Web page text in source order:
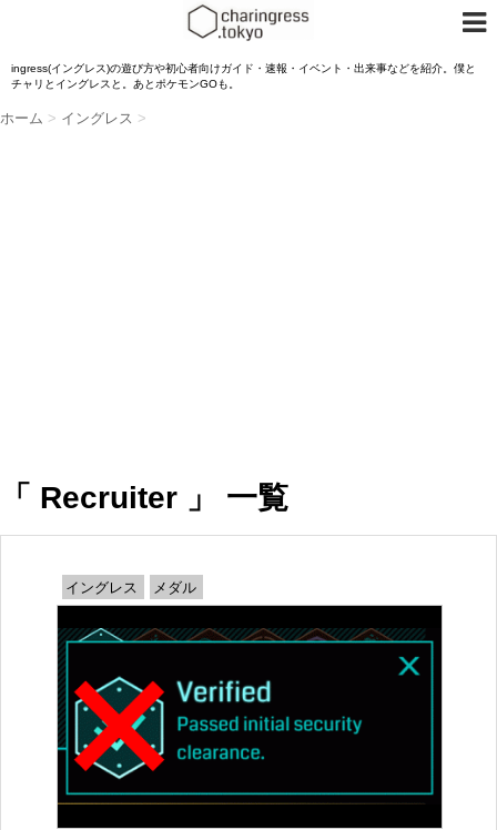
ingress(イングレス)の遊び方や初心者向けガイド・速報・イベント・出来事などを紹介。僕と
チャリとイングレスと。あとポケモンGOも。
ホーム > イングレス >
「 Recruiter 」 一覧
イングレス メダル